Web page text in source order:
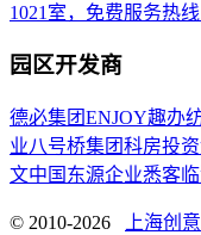
1021室，免费服务热
园区开发商
德必集团ENJOY趣办
业八号桥集团科房投资
文中国 东源企业悉客
© 2010-2026 上海创